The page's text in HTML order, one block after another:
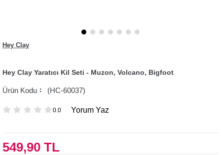
Hey Clay
Hey Clay Yaratıcı Kil Seti - Muzon, Volcano, Bigfoot
(HC-60037)
0.0 Yorum Yaz
549,90 TL